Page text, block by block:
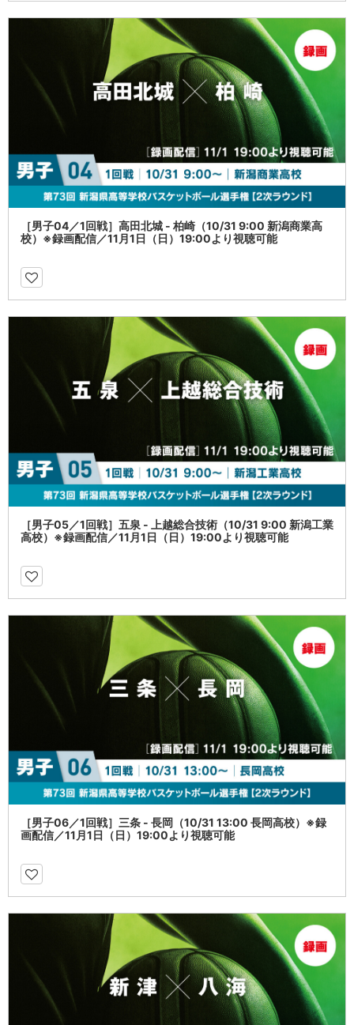
［男子04／1回戦］高田北城 - 柏崎（10/31 9:00 新潟商業高
校）※録画配信／11月1日（日）19:00より視聴可能
［男子05／1回戦］五泉 - 上越総合技術（10/31 9:00 新潟工業
高校）※録画配信／11月1日（日）19:00より視聴可能
［男子06／1回戦］三条 - 長岡（10/31 13:00 長岡高校）※録
画配信／11月1日（日）19:00より視聴可能